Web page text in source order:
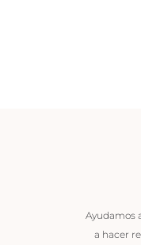
Ayudamos
a hacer